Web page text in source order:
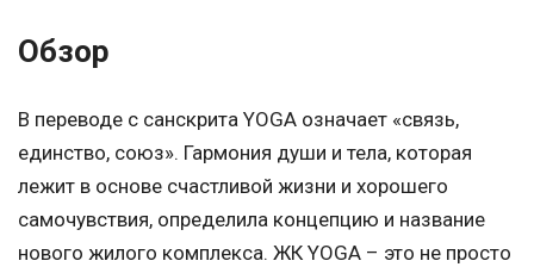
Обзор
В переводе с санскрита YOGA означает «связь,
единство, союз». Гармония души и тела, которая
лежит в основе счастливой жизни и хорошего
самочувствия, определила концепцию и название
нового жилого комплекса. ЖК YOGA – это не просто